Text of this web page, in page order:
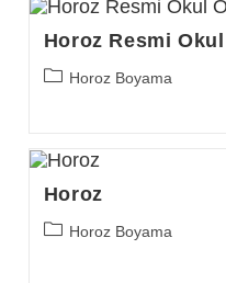
Horoz Resmi
PostHoroz Boyama
Horoz
PostHoroz Boyama